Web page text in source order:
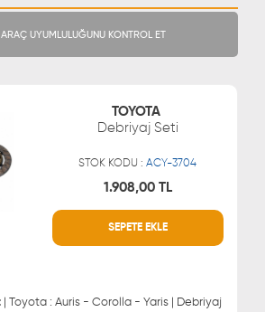
ARAÇ UYUMLULUĞUNU KONTROL ET
TOYOTA
Debriyaj Seti
STOK KODU :ACY-3704
1.908,00 TL
SEPETE EKLE
| Toyota : Auris - Corolla - Yaris | Debriyaj
MÜŞTERİ HİZMETLERİ